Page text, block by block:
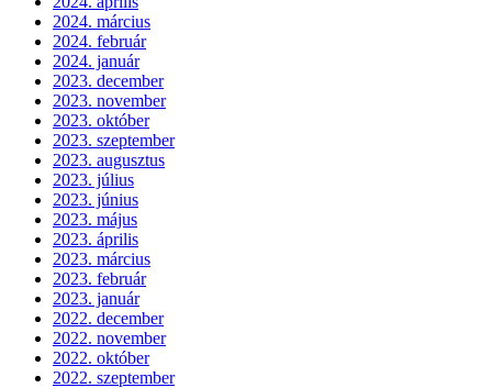
2024. március
2024. február
2024. január
2023. december
2023. november
2023. október
2023. szeptember
2023. augusztus
2023. július
2023. június
2023. május
2023. április
2023. március
2023. február
2023. január
2022. december
2022. november
2022. október
2022. szeptember